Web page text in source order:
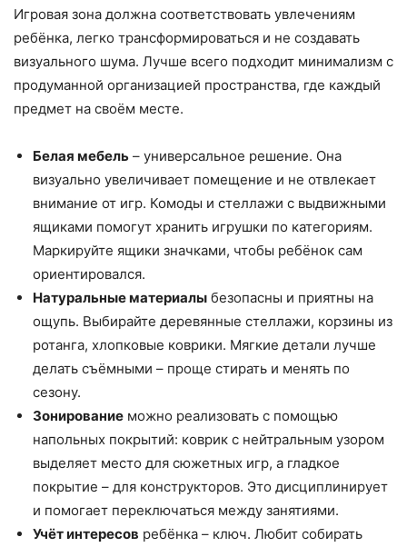
Игровая зона должна соответствовать увлечениям
ребёнка, легко трансформироваться и не создавать
визуального шума. Лучше всего подходит минимализм с
продуманной организацией пространства, где каждый
предмет на своём месте.
Белая мебель – универсальное решение. Она
визуально увеличивает помещение и не отвлекает
внимание от игр. Комоды и стеллажи с выдвижными
ящиками помогут хранить игрушки по категориям.
Маркируйте ящики значками, чтобы ребёнок сам
ориентировался.
Натуральные материалы безопасны и приятны на
ощупь. Выбирайте деревянные стеллажи, корзины из
ротанга, хлопковые коврики. Мягкие детали лучше
делать съёмными – проще стирать и менять по
сезону.
Зонирование можно реализовать с помощью
напольных покрытий: коврик с нейтральным узором
выделяет место для сюжетных игр, а гладкое
покрытие – для конструкторов. Это дисциплинирует
и помогает переключаться между занятиями.
Учёт интересов ребёнка – ключ. Любит собирать